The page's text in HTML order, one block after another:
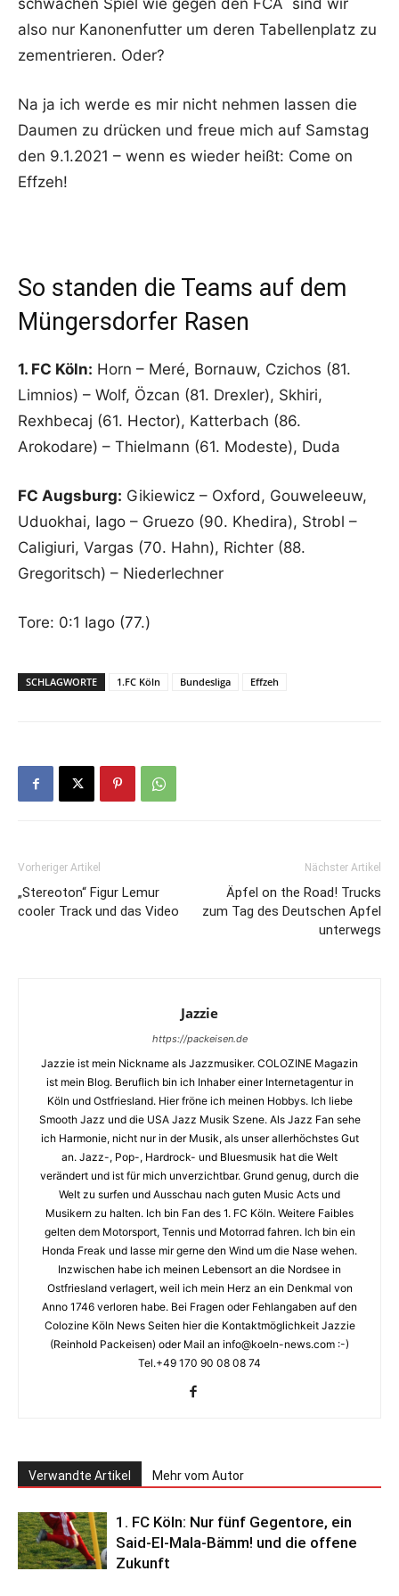
schwachen Spiel wie gegen den FCA sind wir
also nur Kanonenfutter um deren Tabellenplatz zu
zementrieren. Oder?
Na ja ich werde es mir nicht nehmen lassen die
Daumen zu drücken und freue mich auf Samstag
den 9.1.2021 – wenn es wieder heißt: Come on
Effzeh!
So standen die Teams auf dem
Müngersdorfer Rasen
1. FC Köln: Horn – Meré, Bornauw, Czichos (81.
Limnios) – Wolf, Özcan (81. Drexler), Skhiri,
Rexhbecaj (61. Hector), Katterbach (86.
Arokodare) – Thielmann (61. Modeste), Duda
FC Augsburg: Gikiewicz – Oxford, Gouweleeuw,
Uduokhai, Iago – Gruezo (90. Khedira), Strobl –
Caligiuri, Vargas (70. Hahn), Richter (88.
Gregoritsch) – Niederlechner
Tore: 0:1 Iago (77.)
SCHLAGWORTE 1.FC Köln Bundesliga Effzeh
Vorheriger Artikel
„Stereoton“ Figur Lemur
cooler Track und das Video
Nächster Artikel
Äpfel on the Road! Trucks
zum Tag des Deutschen Apfel
unterwegs
Jazzie
https://packeisen.de
Jazzie ist mein Nickname als Jazzmusiker. COLOZINE Magazin
ist mein Blog. Beruflich bin ich Inhaber einer Internetagentur in
Köln und Ostfriesland. Hier fröne ich meinen Hobbys. Ich liebe
Smooth Jazz und die USA Jazz Musik Szene. Als Jazz Fan sehe
ich Harmonie, nicht nur in der Musik, als unser allerhöchstes Gut
an. Jazz-, Pop-, Hardrock- und Bluesmusik hat die Welt
verändert und ist für mich unverzichtbar. Grund genug, durch die
Welt zu surfen und Ausschau nach guten Music Acts und
Musikern zu halten. Ich bin Fan des 1. FC Köln. Weitere Faibles
gelten dem Motorsport, Tennis und Motorrad fahren. Ich bin ein
Honda Freak und lasse mir gerne den Wind um die Nase wehen.
Inzwischen habe ich meinen Lebensort an die Nordsee in
Ostfriesland verlagert, weil ich mein Herz an ein Denkmal von
Anno 1746 verloren habe. Bei Fragen oder Fehlangaben auf den
Colozine Köln News Seiten hier die Kontaktmöglichkeit Jazzie
(Reinhold Packeisen) oder Mail an info@koeln-news.com :-)
Tel.+49 170 90 08 08 74
Verwandte Artikel Mehr vom Autor
1. FC Köln: Nur fünf Gegentore, ein
Said-El-Mala-Bämm! und die offene
Zukunft